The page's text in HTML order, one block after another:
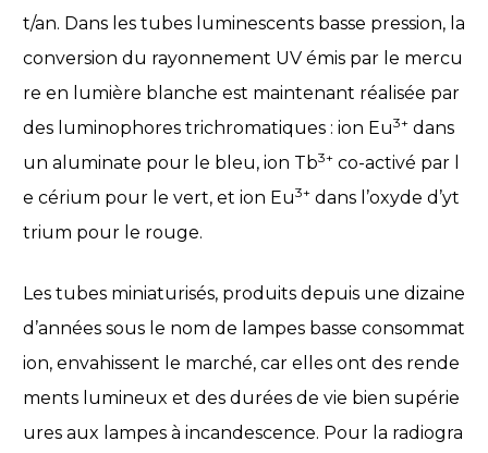
t/an. Dans les tubes luminescents basse pression, la
conversion du rayonnement UV émis par le mercu
re en lumière blanche est maintenant réalisée par
des luminophores trichromatiques : ion Eu3+dans
un aluminate pour le bleu, ion Tb3+co-activé par l
e cérium pour le vert, et ion Eu3+dans l’oxyde d’yt
trium pour le rouge.
Les tubes miniaturisés, produits depuis une dizaine
d’années sous le nom de lampes basse consommat
ion, envahissent le marché, car elles ont des rende
ments lumineux et des durées de vie bien supérie
ures aux lampes à incandescence. Pour la radiogra